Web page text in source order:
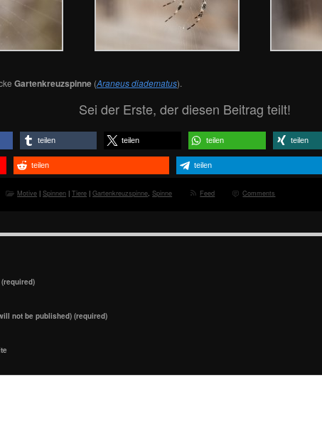
Gartenkreuzspinne (Araneus diadematus).
Sei der Erste, der diesen Beitrag teilt!
teilen teilen teilen teilen
teilen teilen
Motive |Spinnen |Tiere |Gartenkreuzspinne ,Spinne Feed Comments
not be published) (required)